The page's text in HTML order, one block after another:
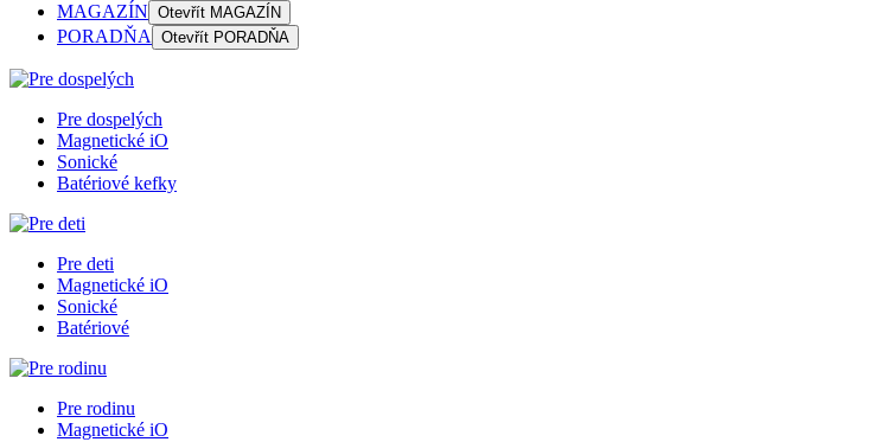
MAGAZÍN Otevřít MAGAZÍN
PORADŇA Otevřít PORADŇA
Pre dospelých
Magnetické iO
Sonické
Batériové kefky
Pre deti
Magnetické iO
Sonické
Batériové
Pre rodinu
Magnetické iO